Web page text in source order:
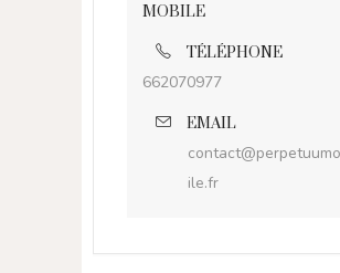
MOBILE
TÉLÉPHONE
662070977
EMAIL
ile.fr